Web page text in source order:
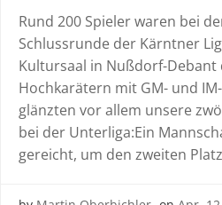
Rund 200 Spieler waren bei
Schlussrunde der Kärntner
Kultursaal in Nußdorf-Debant
Hochkarätern mit GM- und
glänzten vor allem unsere
bei der Unterliga:Ein
gereicht, um den zweiten